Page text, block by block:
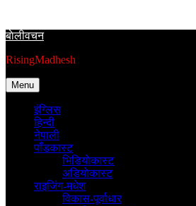
content
बाेलीवचन
RisingMadhesh
Menu
इंग्लिस
हिन्दी
नेपाली
पाँडकास्ट
भिडियाेकास्ट
अडियाेकास्ट
राइजिंग-मधेश
विकास-पूर्वाधार